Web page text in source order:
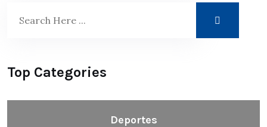
Top Categories
Deportes